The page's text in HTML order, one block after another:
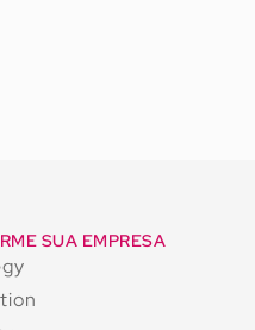
SUA EMPRESA